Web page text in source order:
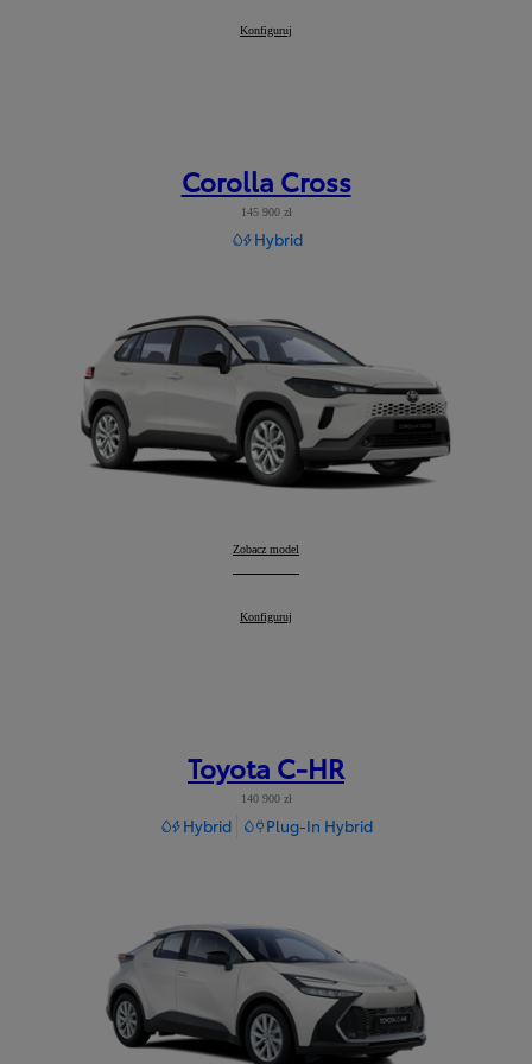
Corolla TS Kombi
Konfiguruj
Corolla Cross
145 900 zł
Hybrid
Corolla Cross
Zobacz model
Corolla Cross
Konfiguruj
Toyota C-HR
140 900 zł
Hybrid Plug-In Hybrid